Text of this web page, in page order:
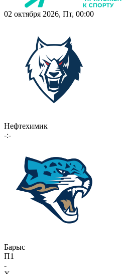
02 октября 2026, Пт, 00:00
Нефтехимик
-:-
Барыс
П1
-